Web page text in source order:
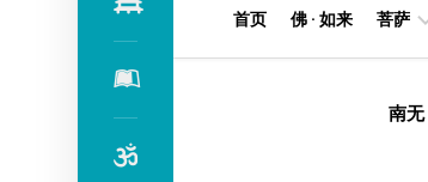
首页 佛 · 如来 菩萨
王
南无